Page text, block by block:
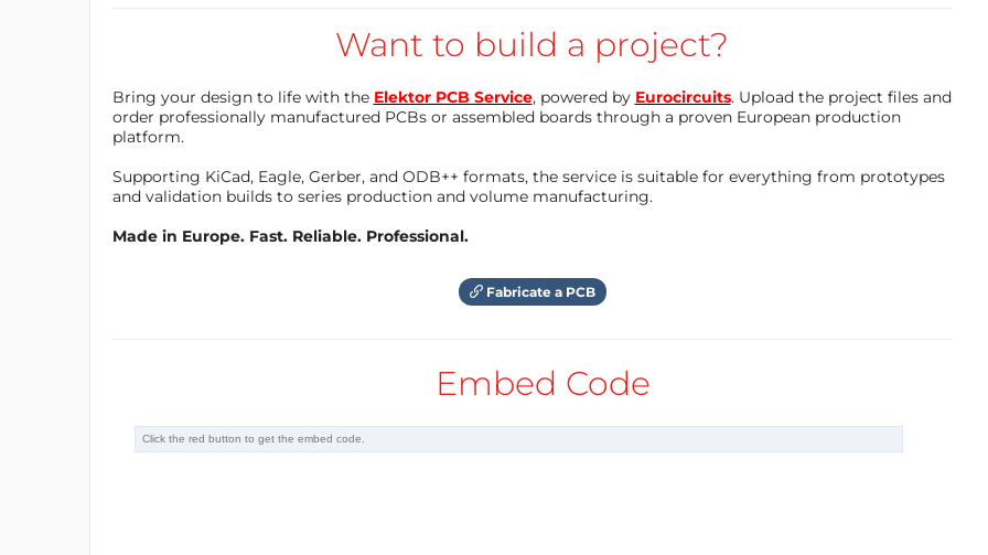
Want to build a project?
Bring your design to life with the Elektor PCB Service, powered by Eurocircuits. Upload the project files and
order professionally manufactured PCBs or assembled boards through a proven European production
platform.
Supporting KiCad, Eagle, Gerber, and ODB++ formats, the service is suitable for everything from prototypes
and validation builds to series production and volume manufacturing.
Made in Europe. Fast. Reliable. Professional.
Fabricate a PCB
Embed Code